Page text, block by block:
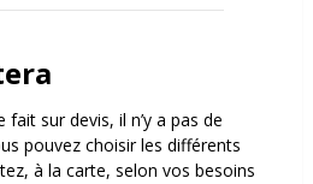
sur devis, il n’y a pas de
pouvez choisir les différents
à la carte, selon vos besoins